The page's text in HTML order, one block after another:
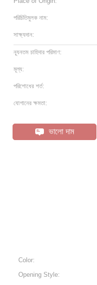
পরিচিতিমুলক নাম:
সাক্ষ্যদান:
ন্যূনতম চাহিদার পরিমাণ:
মূল্য:
পরিশোধের শর্ত:
যোগানের ক্ষমতা:
ভালো দাম
Color:
Opening Style: